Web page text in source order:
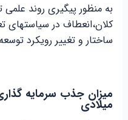
به منظور پیگیری روند علمی
کلان،انعطاف در سیاستهای
ساختار و تغییر رویکرد
میلادی